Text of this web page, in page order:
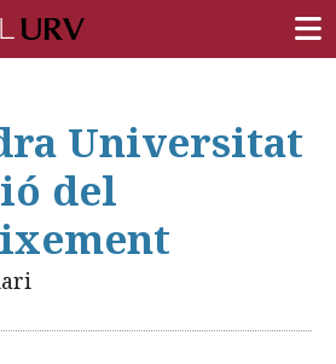
Universitat
del